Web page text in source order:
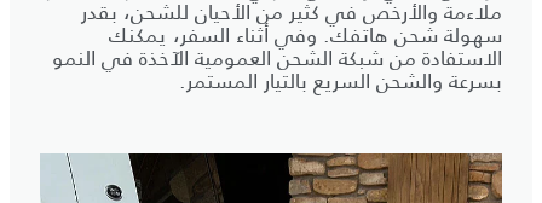
ملاءمة والأرخص في كثير من الأحيان للشحن، بقدر
سهولة شحن هاتفك. وفي أثناء السفر، يمكنك
الاستفادة من شبكة الشحن العمومية الآخذة في النمو
بسرعة والشحن السريع بالتيار المستمر.